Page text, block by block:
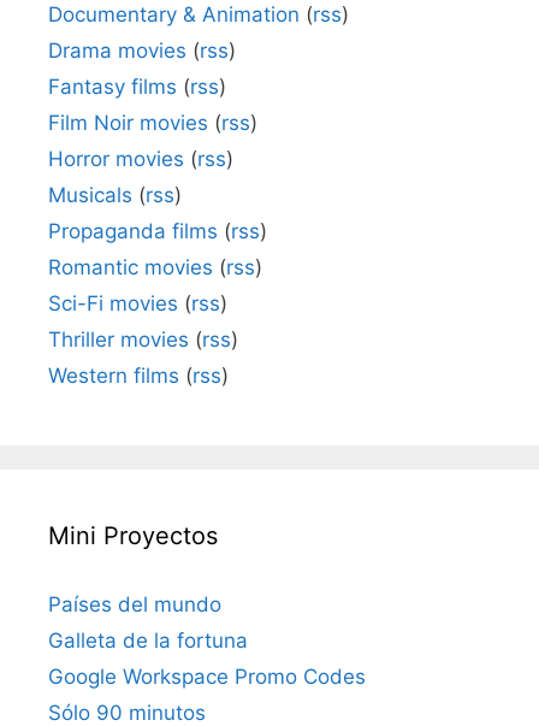
Documentary & Animation (rss)
Drama movies (rss)
Fantasy films (rss)
Film Noir movies (rss)
Horror movies (rss)
Musicals (rss)
Propaganda films (rss)
Romantic movies (rss)
Sci-Fi movies (rss)
Thriller movies (rss)
Western films (rss)
Mini Proyectos
Países del mundo
Galleta de la fortuna
Google Workspace Promo Codes
Sólo 90 minutos